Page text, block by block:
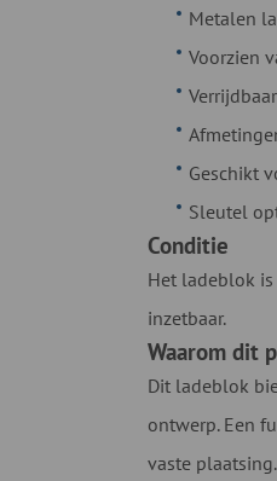
Metalen
Voorzien
Geschikt
Sleutel
Conditie
Het ladeblok
inzetbaar.
Waarom dit
Dit ladeblok
ontwerp. Een
vaste plaatsing.